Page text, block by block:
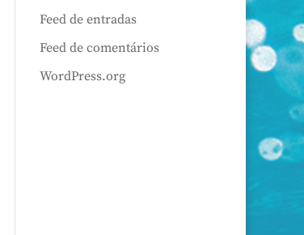
Feed de entradas
Feed de comentários
WordPress.org